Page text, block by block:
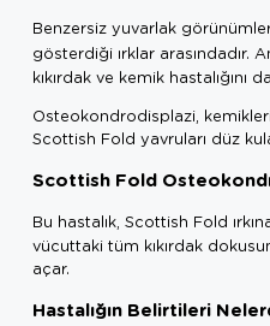
Benzersiz yuvarlak
gösterdiği ırklar
kıkırdak ve kemik hastalığını
Osteokondrodisplazi,
Scottish Fold yavruları düz
Scottish Fold
Bu hastalık, Scottish Fold
vücuttaki tüm kıkırdak
açar.
Hastalığın Belirtileri